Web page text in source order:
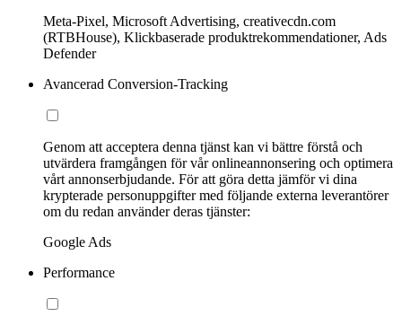
Meta-Pixel, Microsoft Advertising, creativecdn.com
(RTBHouse), Klickbaserade produktrekommendationer, Ads
Defender
Avancerad Conversion-Tracking
Genom att acceptera denna tjänst kan vi bättre förstå och
utvärdera framgången för vår onlineannonsering och optimera
vårt annonserbjudande. För att göra detta jämför vi dina
krypterade personuppgifter med följande externa leverantörer
om du redan använder deras tjänster:
Google Ads
Performance